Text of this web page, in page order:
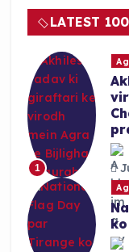
o
o
k
p
p
LATEST 100
1